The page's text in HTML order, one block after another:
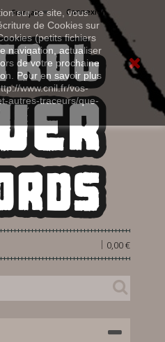
sur ce site, vous
de Cookies sur
(petits fichiers
navigation, actualiser
de votre prochaine
Pour en savoir plus
www.cnil.fr/vos-
autres-traceurs/que-
Connexion
Français
0,00 €
|